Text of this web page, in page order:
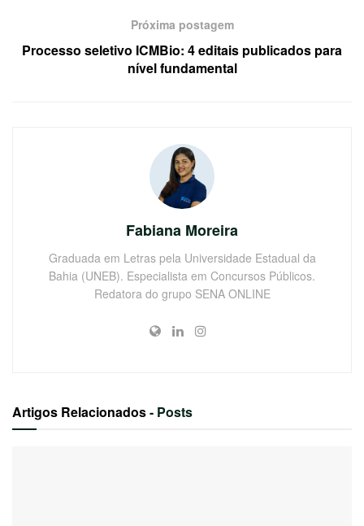
Próxima postagem
Processo seletivo ICMBio: 4 editais publicados para
nível fundamental
Fabiana Moreira
Graduada em Letras pela Universidade Estadual da
Bahia (UNEB). Especialista em Concursos Públicos.
Redatora do grupo SENA ONLINE
Artigos Relacionados- Posts